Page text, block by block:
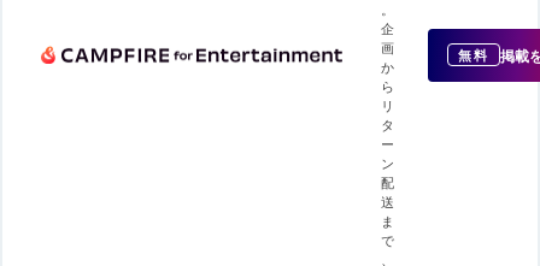
企
画
か
ら
リ
タ
ー
ン
配
送
ま
で
無料 掲載